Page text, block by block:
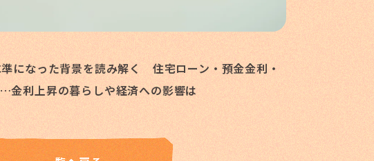
になった背景を読み解く 住宅ローン・預金金利・
金利上昇の暮らしや経済への影響は